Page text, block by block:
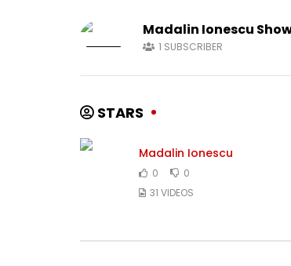
Madalin Ionescu
1 SUBSCRIBER
STARS
Madalin Ionescu
0
0
31 VIDEOS